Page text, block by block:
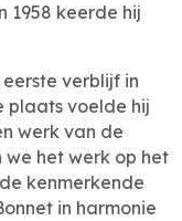
1958 keerde hij
verblijf in
plaats voelde hij
werk van de
we het werk op het
kenmerkende
in harmonie